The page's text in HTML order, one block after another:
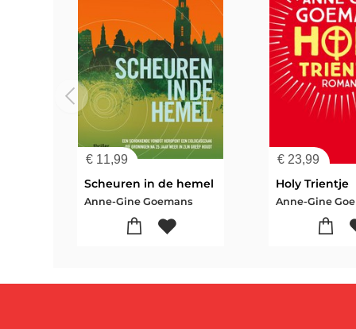
€ 11,99
Scheuren in de hemel
Anne-Gine Goemans
€ 23,99
Holy Trientje
Anne-Gine